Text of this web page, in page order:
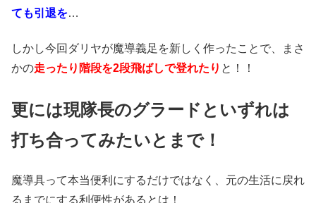
ても引退を…
しかし今回ダリヤが魔導義足を新しく作ったことで、まさ
かの走ったり階段を2段飛ばしで登れたり と！！
更には現隊長のグラードといずれは
打ち合ってみたいとまで！
魔導具って本当便利にするだけではなく、元の生活に戻れ
るまでにする利便性があるとは！